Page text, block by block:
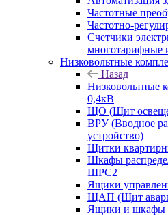
Частотные
Частотно-
Счетчики
Низковольтные
Назад
Низковольтные
0,4кВ
ЩО (Щит
ВРУ (Вводное
устройство)
Щитки
Шкафы
ШРС2
Ящики
ЩАП (Щит
Ящики и шкафы